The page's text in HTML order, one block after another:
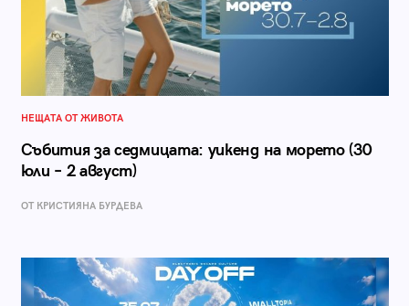
НЕЩАТА ОТ ЖИВОТА
Събития за седмицата: уикенд на морето (30
юли – 2 август)
ОТ КРИСТИЯНА БУРДЕВА